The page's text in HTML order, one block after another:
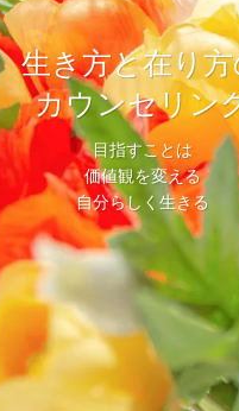
生き方と在り
カウンセリン
目指すことは
価値観を変える
自分らしく生きる
生き方と在り
カウンセリン
目指すことは
価値観を変える
自分らしく生きる